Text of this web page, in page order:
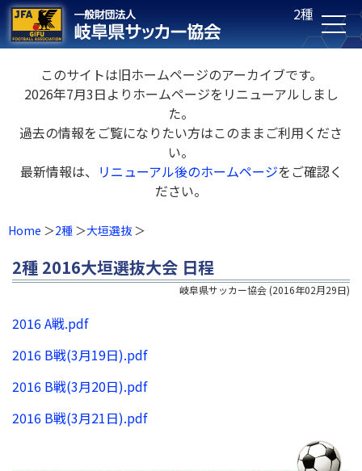
2種
このサイトは旧ホームページのアーカイブです。
2026年7月3日よりホームページをリニューアルしまし
た。
過去の情報をご覧になりたい方はこのままご利用くださ
い。
最新情報は、 リニューアル後のホームページをご確認く
ださい。
Home 2種 大垣選抜
2種 2016大垣選抜大会 日程
岐阜県サッカー協会 (2016年02月29日)
2016 A戦.pdf
2016 B戦(3月19日).pdf
2016 B戦(3月20日).pdf
2016 B戦(3月21日).pdf